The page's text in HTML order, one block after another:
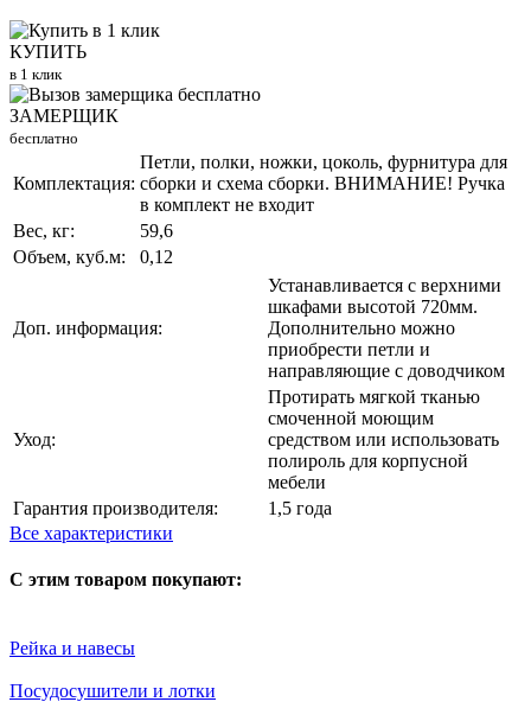
КУПИТЬ
в 1 клик
ЗАМЕРЩИК
бесплатно
Комплектация:
Петли, полки, ножки, цоколь, фурнитура для
сборки и схема сборки. ВНИМАНИЕ! Ручка
в комплект не входит
Вес, кг:
59,6
Объем, куб.м:
0,12
Доп. информация:
Устанавливается с верхними
шкафами высотой 720мм.
Дополнительно можно
приобрести петли и
направляющие с доводчиком
Уход:
Протирать мягкой тканью
смоченной моющим
средством или использовать
полироль для корпусной
мебели
Гарантия производителя:
1,5 года
Все характеристики
С этим товаром покупают:
Рейка и навесы
Посудосушители и лотки